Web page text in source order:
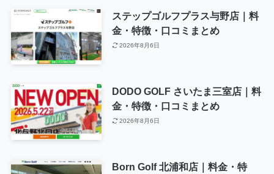
ステップゴルフプラス与野店｜料
金・特徴・口コミまとめ
2026年8月6日
DODO GOLF さいたま三室店｜料
金・特徴・口コミまとめ
2026年8月6日
Born Golf 北浦和店｜料金・特